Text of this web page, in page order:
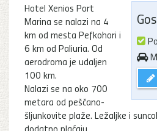
Hotel Xenios Port
Marina se nalazi na 4
km od mesta Pefkohori i
6 km od Paliuria. Od
aerodroma je udaljen
100 km.
Nalazi se na oko 700
metara od peščano-
šljunkovite plaže. Ležaljke i
dodatno plaćaju.